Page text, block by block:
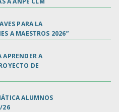
PARA LA
A MAESTROS 2026”
APRENDER A
DE
ALUMNOS
26